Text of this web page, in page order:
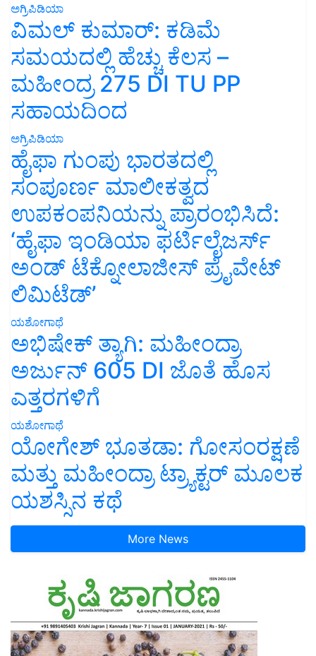
ಅಗ್ರಿಪಿಡಿಯಾ
ವಿಮಲ್ ಕುಮಾರ್: ಕಡಿಮೆ
ಸಮಯದಲ್ಲಿ ಹೆಚ್ಚು ಕೆಲಸ –
ಮಹೀಂದ್ರ 275 DI TU PP
ಸಹಾಯದಿಂದ
ಅಗ್ರಿಪಿಡಿಯಾ
ಹೈಫಾ ಗುಂಪು ಭಾರತದಲ್ಲಿ
ಸಂಪೂರ್ಣ ಮಾಲೀಕತ್ವದ
ಉಪಕಂಪನಿಯನ್ನು ಪ್ರಾರಂಭಿಸಿದೆ:
‘ಹೈಫಾ ಇಂಡಿಯಾ ಫರ್ಟಿಲೈಜರ್ಸ್
ಅಂಡ್ ಟೆಕ್ನೋಲಾಜೀಸ್ ಪ್ರೈವೇಟ್
ಲಿಮಿಟೆಡ್’
ಯಶೋಗಾಥೆ
ಅಭಿಷೇಕ್ ತ್ಯಾಗಿ: ಮಹೀಂದ್ರಾ
ಅರ್ಜುನ್ 605 DI ಜೊತೆ ಹೊಸ
ಎತ್ತರಗಳಿಗೆ
ಯಶೋಗಾಥೆ
ಯೋಗೇಶ್ ಭೂತಡಾ: ಗೋಸಂರಕ್ಷಣೆ
ಮತ್ತು ಮಹೀಂದ್ರಾ ಟ್ರ್ಯಾಕ್ಟರ್ ಮೂಲಕ
ಯಶಸ್ಸಿನ ಕಥೆ
More News